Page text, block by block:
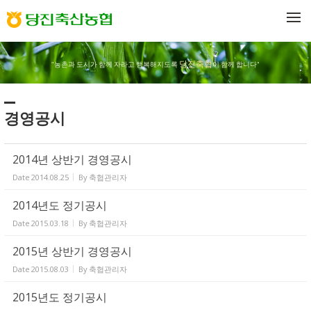
"농촌과 도시가 함께 자라고 행복해지도록 당진축협이 함께 합니다"
경영공시
2014년 상반기 경영공시
Date 2014.08.25 By 축협관리자
2014년도 정기공시
Date 2015.03.18 By 축협관리자
2015년 상반기 경영공시
Date 2015.08.03 By 축협관리자
2015년도 정기공시